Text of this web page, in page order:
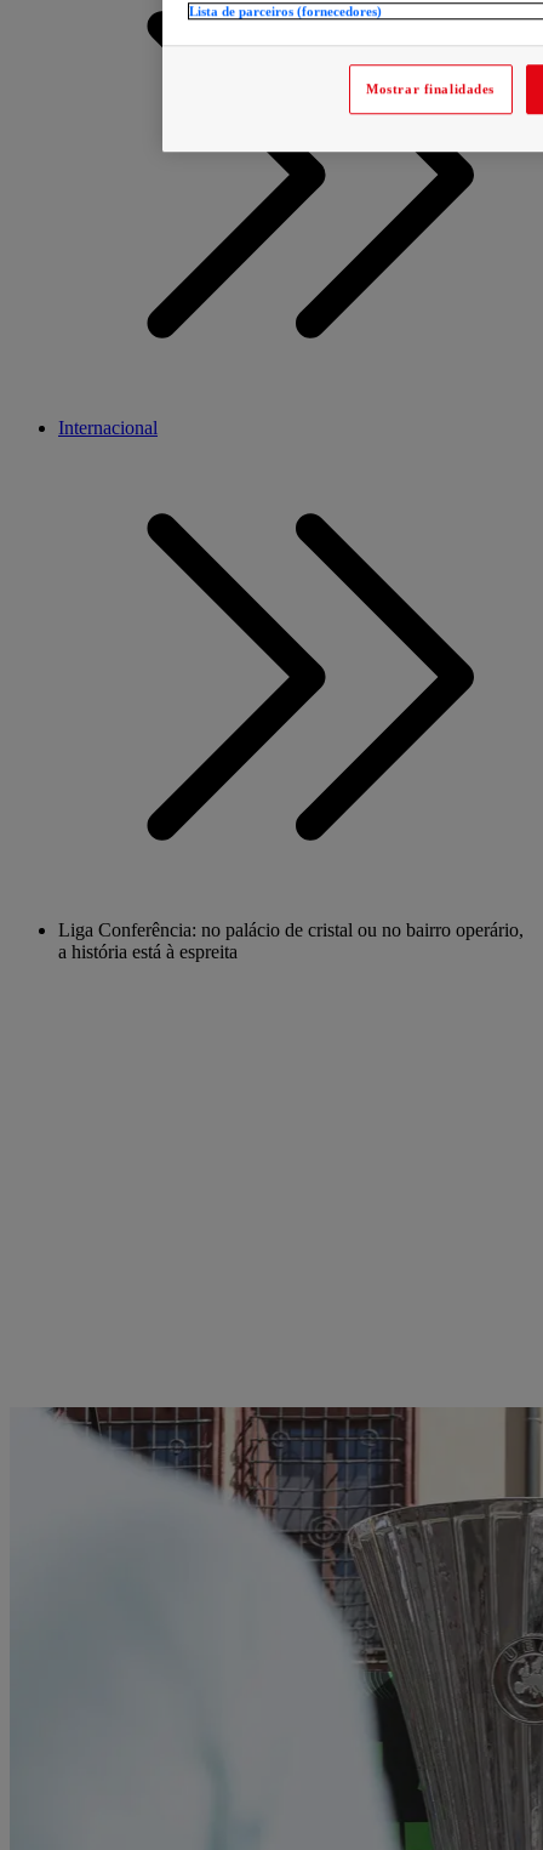
Internacional
Liga Conferência: no palácio de cristal ou no bairro operário,
a história está à espreita
Lista de parceiros (fornecedores)
Mostrar finalidades